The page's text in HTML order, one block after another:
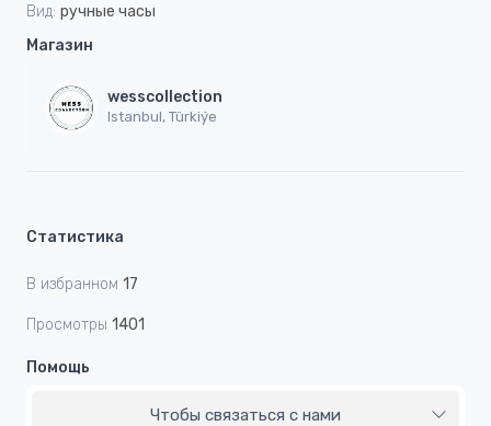
Вид: ручные часы
Магазин
wesscollection
Istanbul, Türkiýe
Статистика
В избранном 17
Просмотры 1401
Помощь
Чтобы связаться с нами